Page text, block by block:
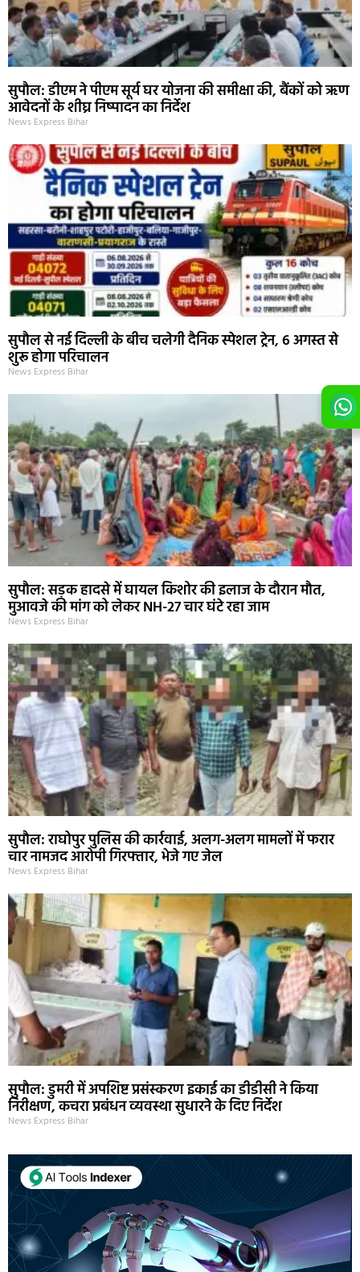
सुपौल: डीएम ने पीएम सूर्य घर योजना की समीक्षा की, बैंकों को ऋण
आवेदनों के शीघ्र निष्पादन का निर्देश
News Express Bihar
सुपौल से नई दिल्ली के बीच चलेगी दैनिक स्पेशल ट्रेन, 6 अगस्त से
शुरू होगा परिचालन
News Express Bihar
सुपौल: सड़क हादसे में घायल किशोर की इलाज के दौरान मौत,
मुआवजे की मांग को लेकर NH-27 चार घंटे रहा जाम
News Express Bihar
सुपौल: राघोपुर पुलिस की कार्रवाई, अलग-अलग मामलों में फरार
चार नामजद आरोपी गिरफ्तार, भेजे गए जेल
News Express Bihar
सुपौल: डुमरी में अपशिष्ट प्रसंस्करण इकाई का डीडीसी ने किया
निरीक्षण, कचरा प्रबंधन व्यवस्था सुधारने के दिए निर्देश
News Express Bihar